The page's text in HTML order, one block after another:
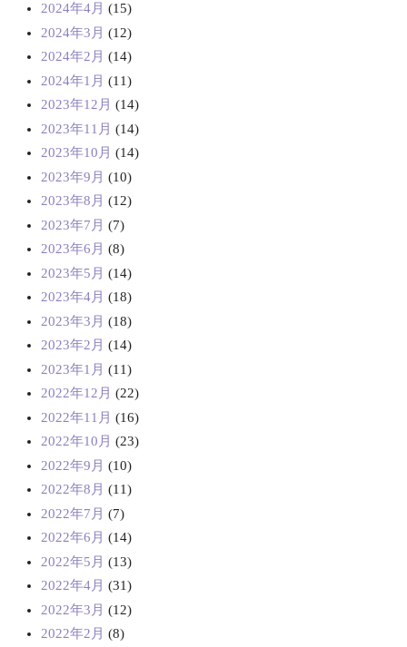
2024年4月 (15)
2024年3月 (12)
2024年2月 (14)
2024年1月 (11)
2023年12月 (14)
2023年11月 (14)
2023年10月 (14)
2023年9月 (10)
2023年8月 (12)
2023年7月 (7)
2023年6月 (8)
2023年5月 (14)
2023年4月 (18)
2023年3月 (18)
2023年2月 (14)
2023年1月 (11)
2022年12月 (22)
2022年11月 (16)
2022年10月 (23)
2022年9月 (10)
2022年8月 (11)
2022年7月 (7)
2022年6月 (14)
2022年5月 (13)
2022年4月 (31)
2022年3月 (12)
2022年2月 (8)